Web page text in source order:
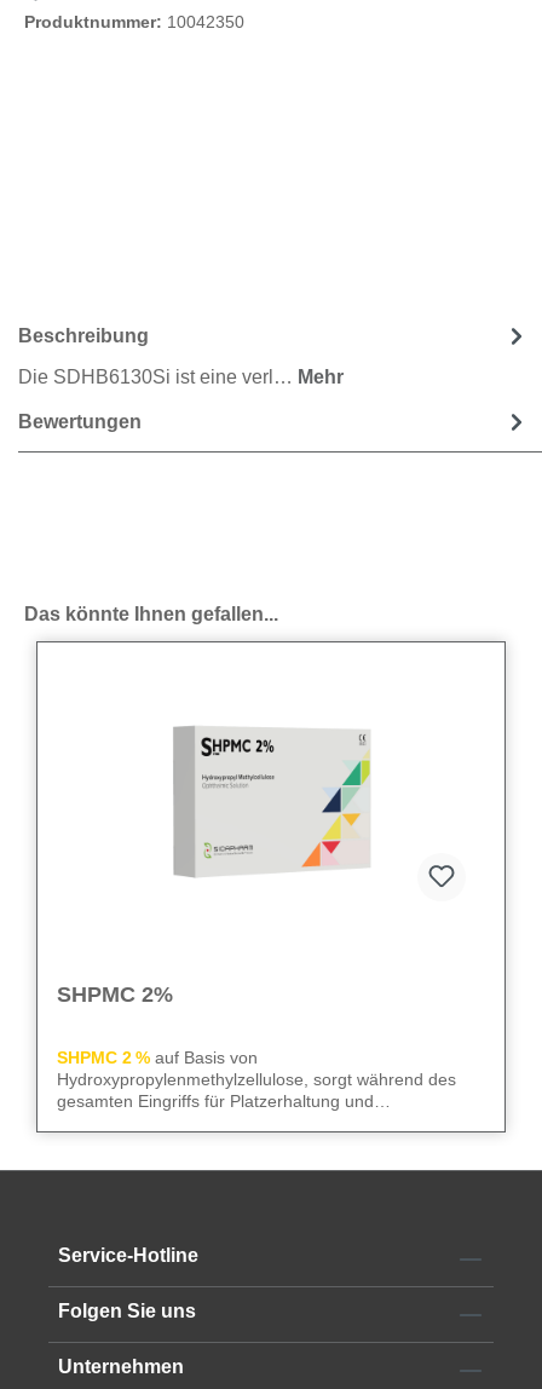
Produktnummer: 10042350
Beschreibung
Die SDHB6130Si ist eine verl… Mehr
Bewertungen
Produktgalerie überspringen
Das könnte Ihnen gefallen...
SHPMC 2%
SHPMC 2 % auf Basis von
Hydroxypropylenmethylzellulose, sorgt während des
gesamten Eingriffs für Platzerhaltung und
hohe HPMC-Konzentration. Die 2‑ml-Luer-Lock-Spritze
Alle technischen Informationen finden Sie im
Service-Hotline
Folgen Sie uns
Unternehmen